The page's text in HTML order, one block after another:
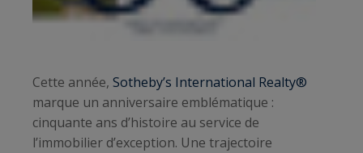
Cette année, Sotheby’s International Realty®
marque un anniversaire emblématique :
cinquante ans d’histoire au service de
l’immobilier d’exception. Une trajectoire